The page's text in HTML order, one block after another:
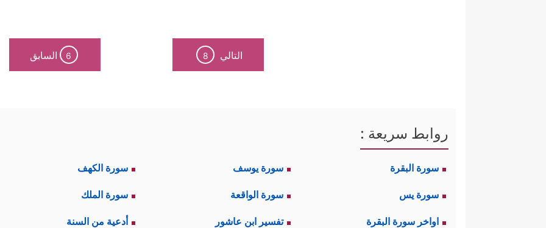
التالي 8
6 السابق
روابط سريعة :
سورة البقرة سورة يوسف سورة الكهف
سورة يس سورة الواقعة سورة الملك
اواخر سورة البقرة تفسير ابن عاشور أدعية من السنة